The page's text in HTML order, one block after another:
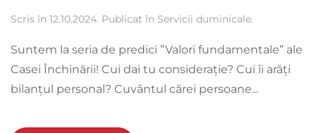
Scris în 12.10.2024. Publicat în Servicii duminicale.
Suntem la seria de predici ”Valori fundamentale” ale
Casei Închinării! Cui dai tu considerație? Cui îi arăți
bilanțul personal? Cuvântul cărei persoane...